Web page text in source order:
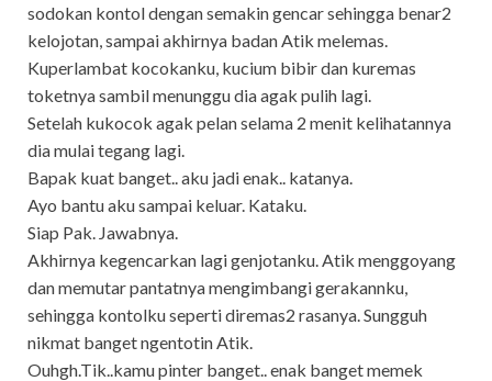
sodokan kontol dengan semakin gencar sehingga benar2
kelojotan, sampai akhirnya badan Atik melemas.
Kuperlambat kocokanku, kucium bibir dan kuremas
toketnya sambil menunggu dia agak pulih lagi.
Setelah kukocok agak pelan selama 2 menit kelihatannya
dia mulai tegang lagi.
Bapak kuat banget.. aku jadi enak.. katanya.
Ayo bantu aku sampai keluar. Kataku.
Siap Pak. Jawabnya.
Akhirnya kegencarkan lagi genjotanku. Atik menggoyang
dan memutar pantatnya mengimbangi gerakannku,
sehingga kontolku seperti diremas2 rasanya. Sungguh
nikmat banget ngentotin Atik.
Ouhgh.Tik..kamu pinter banget.. enak banget memek